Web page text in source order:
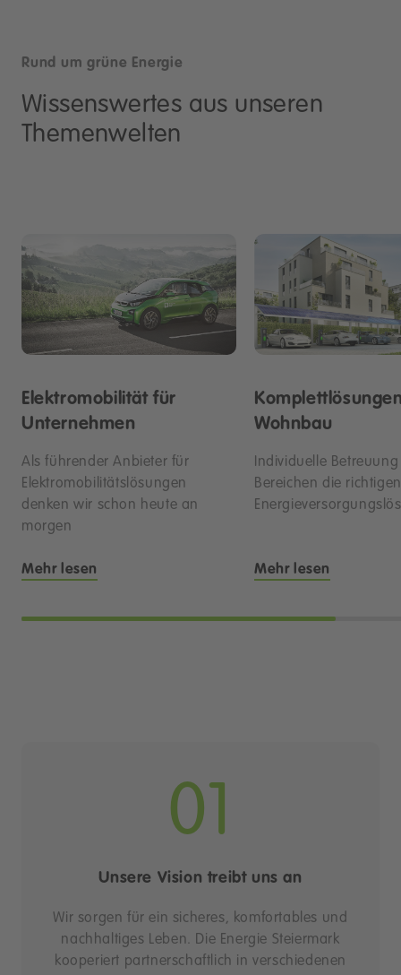
Rund um grüne Energie
Wissenswertes aus unseren
Themenwelten
Elektromobilität für
Unternehmen
Als führender Anbieter für
Elektromobilitätslösungen
denken wir schon heute an
morgen
Mehr lesen
Wohnbau
Individuelle
Bereichen die richtigen
Mehr lesen
01
Unsere Vision treibt uns an
Wir sorgen für ein sicheres, komfortables und
nachhaltiges Leben. Die Energie Steiermark
kooperiert partnerschaftlich in verschiedenen